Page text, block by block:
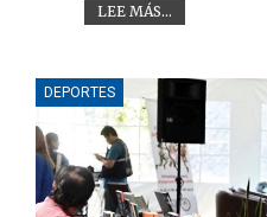
LEE MÁS...
DEPORTES